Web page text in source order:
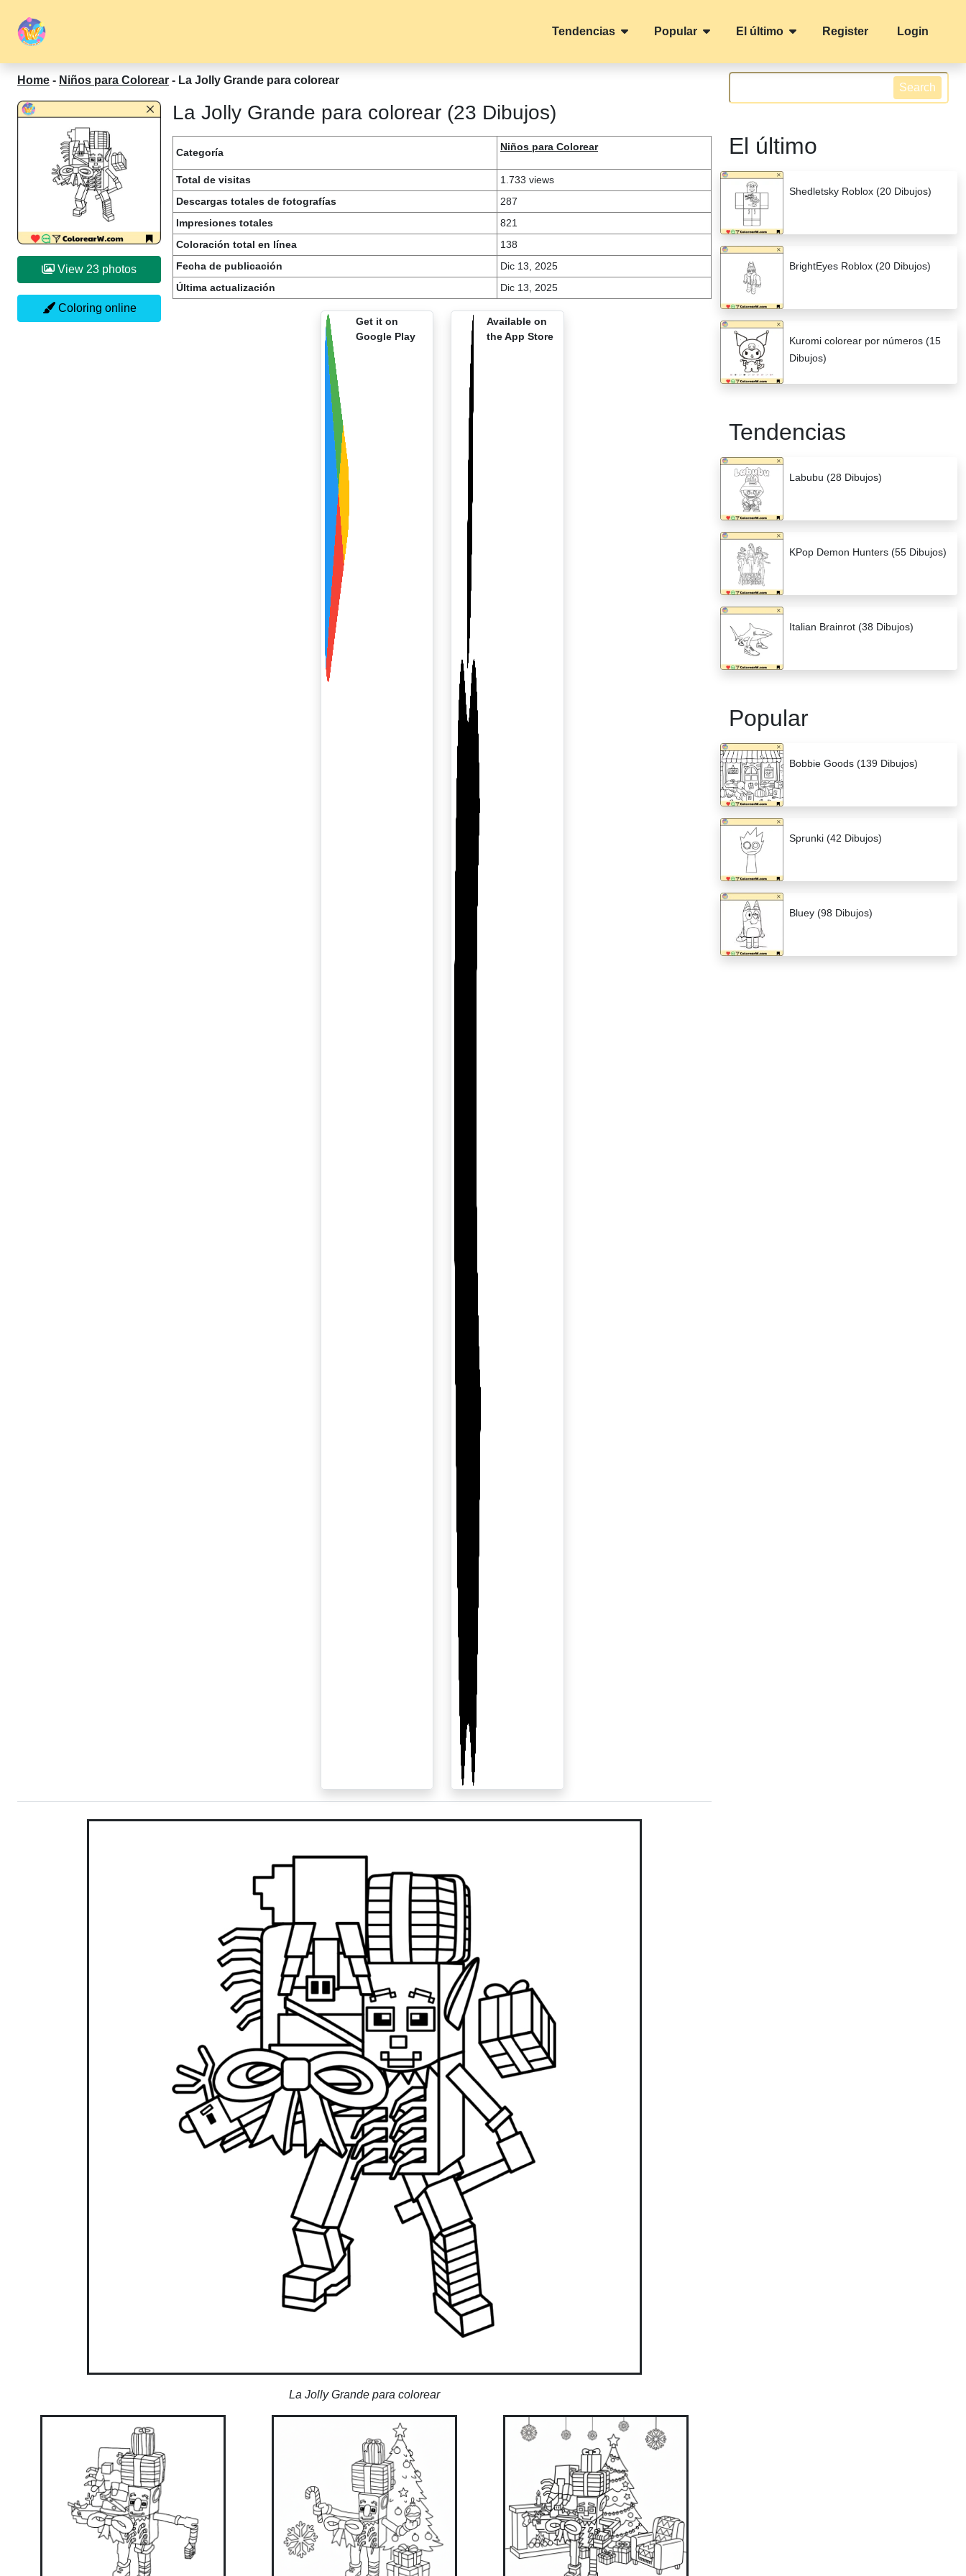
Tendencias Popular El último Register Login
Home - Niños para Colorear - La Jolly Grande para colorear
View 23 photos
Coloring online
La Jolly Grande para colorear (23 Dibujos)
Categoría Niños para Colorear
Total de visitas
1.733 views
Descargas totales de fotografías
287
Impresiones totales
821
Coloración total en línea
138
Fecha de publicación
Dic 13, 2025
Última actualización
Dic 13, 2025
Get it on
Google Play
Available on
the App Store
La Jolly Grande para colorear
Search
El último
Shedletsky Roblox (20 Dibujos)
BrightEyes Roblox (20 Dibujos)
Kuromi colorear por números (15
Dibujos)
Tendencias
Labubu (28 Dibujos)
KPop Demon Hunters (55 Dibujos)
Italian Brainrot (38 Dibujos)
Popular
Bobbie Goods (139 Dibujos)
Sprunki (42 Dibujos)
Bluey (98 Dibujos)